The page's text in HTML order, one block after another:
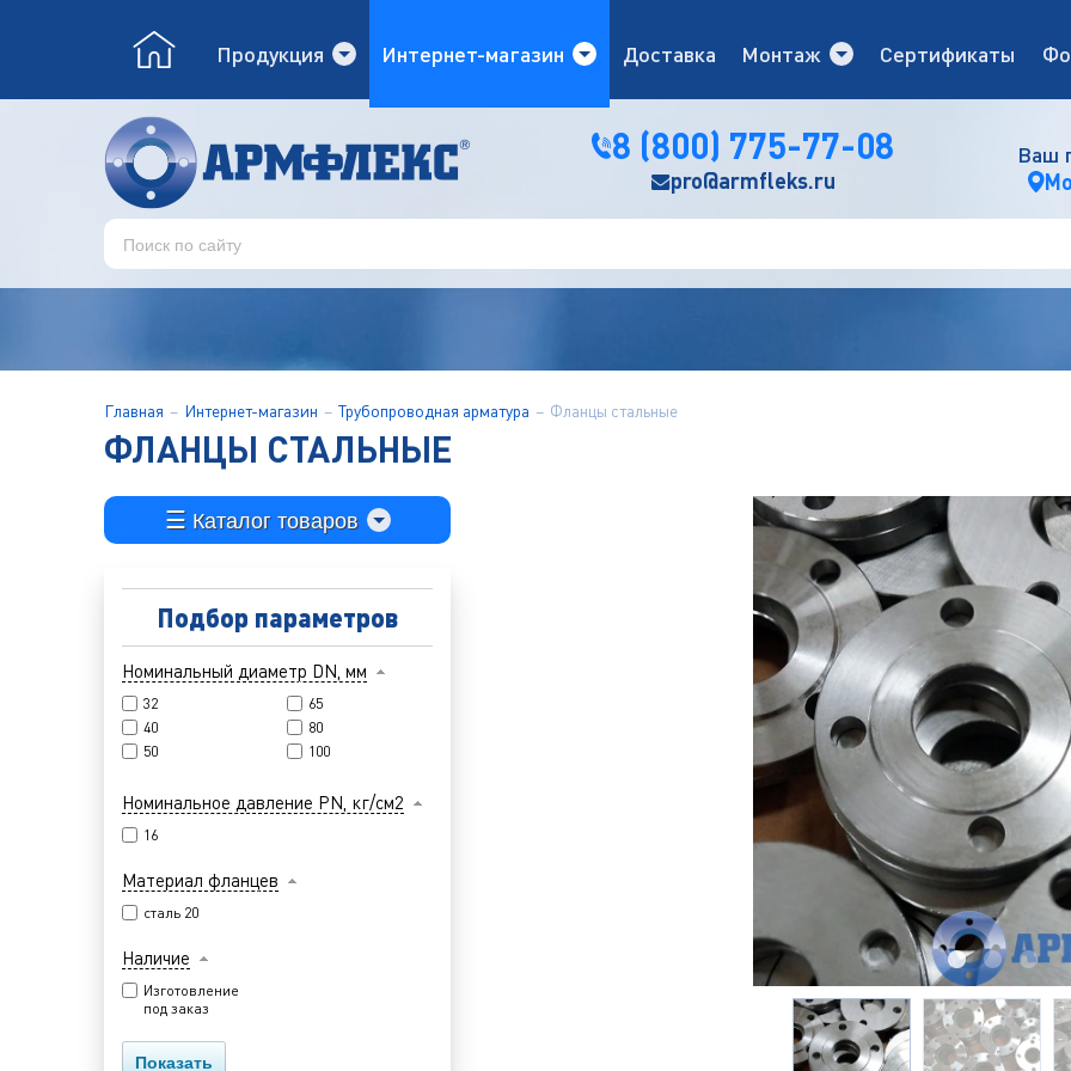
Продукция Интернет-магазин Доставка Монтаж Сертификаты
8 (800) 775-77-08
pro@armfleks.ru
Ваш
Главная Интернет-магазин Трубопроводная арматура Фланцы стальные
ФЛАНЦЫ СТАЛЬНЫЕ
Каталог товаров
Подбор параметров
Номинальный диаметр DN, мм
32
40
50
65
80
100
Номинальное давление PN, кг/см2
16
Материал фланцев
cталь 20
Наличие
Изготовление
под заказ